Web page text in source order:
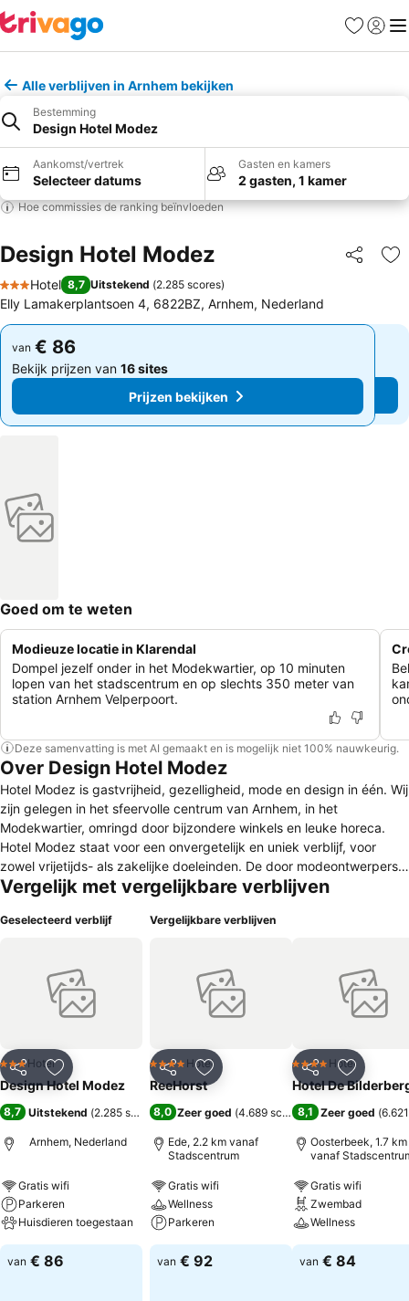
Favorieten
Alle verblijven in Arnhem bekijken
Bestemming
Design Hotel Modez
Aankomst/vertrek
Selecteer datums
Gasten en kamers
2 gasten, 1 kamer
Hoe commissies de ranking beïnvloeden
Design Hotel Modez Delen
3 Sterren
Hotel 8,7 Uitstekend (2.285 scores)
Elly Lamakerplantsoen 4, 6822BZ, Arnhem, Nederland
van € 86
Bekijk prijzen van 16 sites
Prijzen bekijken
van € 86
Bekijk prijzen van 16 sites
Prijzen bekijken
Goed om te weten
Modieuze locatie in Klarendal
Dompel jezelf onder in het Modekwartier, op 10 minuten
lopen van het stadscentrum en op slechts 350 meter van
station Arnhem Velperpoort.
Deze samenvatting is met AI gemaakt en is mogelijk niet 100% nauwkeurig.
Over Design Hotel Modez
Hotel Modez is gastvrijheid, gezelligheid, mode en design in één. Wij
zijn gelegen in het sfeervolle centrum van Arnhem, in het
Modekwartier, omringd door bijzondere winkels en leuke horeca.
Hotel Modez staat voor een onvergetelijk en uniek verblijf, voor
zowel vrijetijds- als zakelijke doeleinden. De door modeontwerpers
en vormgevers individueel ingerichte kamers zijn voorzien van
een flatscreen-tv, gratis wifi en een eigen badkamer met een
Hotel Modez vindt u Grandcafé Caspar, waar u van een heerlijk
kopje koffie of van het seizoensgebonden menu voor lunch of diner
kunt genieten. Ook zeer geschikt voor een gezellige borrel als
Vergelijk met vergelijkbare verblijven
Geselecteerd verblijf
Delen Toevoegen aan favorieten
3 Sterren
Hotel
Design Hotel Modez
8,7 Uitstekend (2.285 scores)
Arnhem, Nederland
Gratis wifi
Parkeren
Huisdieren toegestaan
van € 86
Vergelijkbare verblijven
Delen Toevoegen aan favorieten
4 SterrenHotel
ReeHorst
8,0 Zeer goed (4.689 scores)
Ede, 2.2 km vanaf
Stadscentrum
Gratis wifi
Wellness
Parkeren
van € 92
Delen
4 SterrenHotel
Hotel De
8,1 Zeer goed (
Oosterbeek, 1.7 km
vanaf
Gratis wifi
Zwembad
Wellness
van € 84